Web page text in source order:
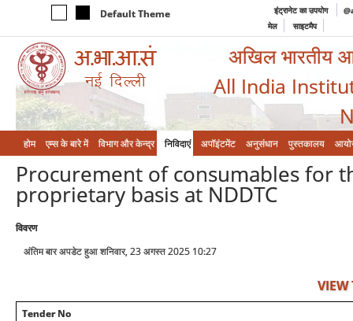
Default Theme इंट्रानेट का उपयोग
मेल
साइटमैप
अखिल भारतीय
All India
होम एम्‍स के बारे में विभाग और केन्‍द्र निविदाएं अपॉइंटमेंट अनुसंधान पुस्तकालय
Procurement of consumables for
proprietary basis at NDDTC
विवरण
अंतिम बार अपडेट हुआ शनिवार, 23 अगस्त 2025 10:27
VIEW
Tender No